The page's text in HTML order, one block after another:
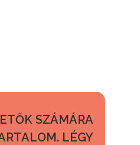
SZÁMÁRA
LÉGY